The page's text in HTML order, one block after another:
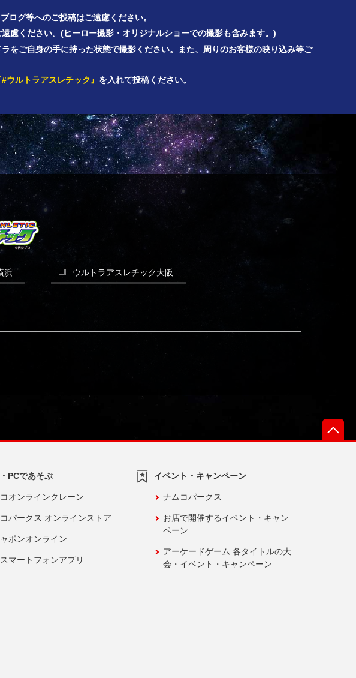
ログ等へのご投稿はご遠慮ください。
慮ください。(ヒーロー撮影・オリジナルショーでの撮影も含みます。)
をご自身の手に持った状態で撮影ください。また、周りのお客様の映り込み等ご
#ウルトラアスレチック』 を入れて投稿ください。
浜 ウルトラアスレチック大阪
PCであそぶ
オンラインクレーン
パークス オンラインストア
ポンオンライン
マートフォンアプリ
イベント・キャンペーン
ナムコパークス
お店で開催するイベント・キャン
ペーン
アーケードゲーム 各タイトルの大
会・イベント・キャンペーン